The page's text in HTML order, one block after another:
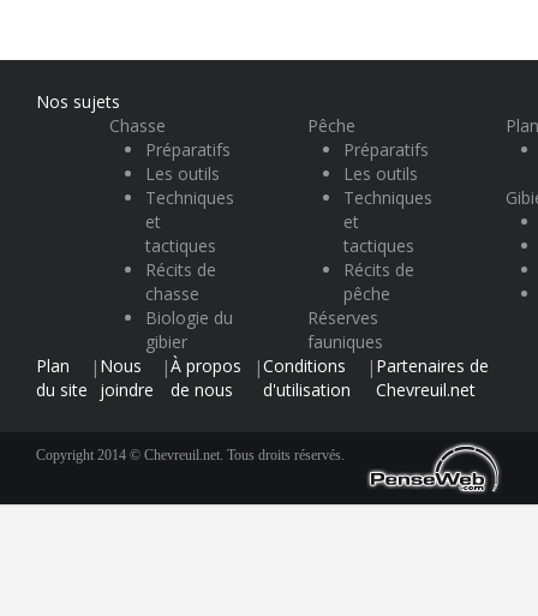
Nos sujets
Chasse
Préparatifs
Les outils
Techniques
et
tactiques
Récits de
chasse
Biologie du
gibier
Pêche
Préparatifs
Les outils
Techniques
et
tactiques
Récits de
pêche
Réserves
fauniques
Plan
du site
| Nous
joindre
|À propos
de nous
|Conditions
d'utilisation
| Partenaires de
Chevreuil.net
Copyright 2014 © Chevreuil.net. Tous droits réservés.